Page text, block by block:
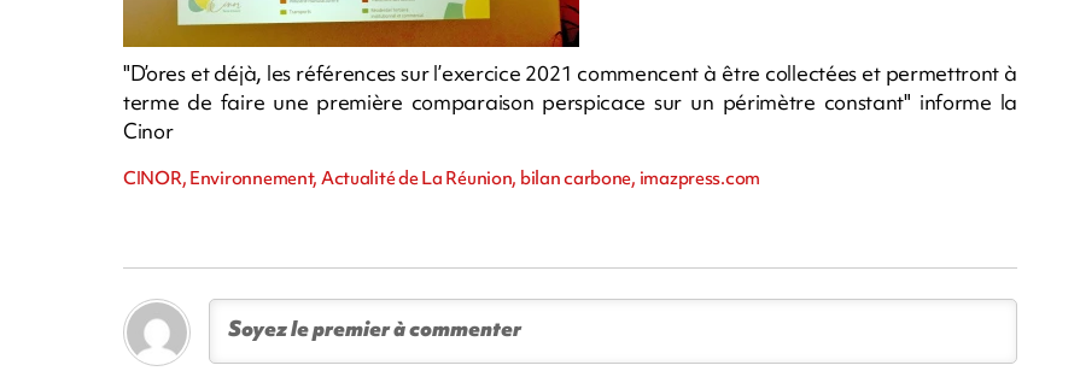
"D’ores et déjà, les références sur l’exercice 2021 commencent à être collectées et permettront à
terme de faire une première comparaison perspicace sur un périmètre constant" informe la
Cinor
CINOR, Environnement, Actualité de La Réunion, bilan carbone, imazpress.com